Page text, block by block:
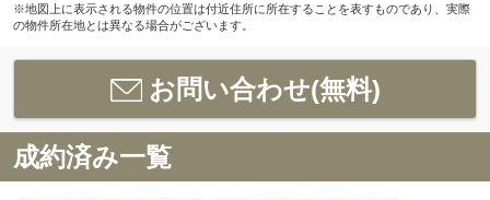
※地図上に表示される物件の位置は付近住所に所在することを表すものであり、実際
の物件所在地とは異なる場合がございます。
お問い合わせ(無料)
成約済み一覧